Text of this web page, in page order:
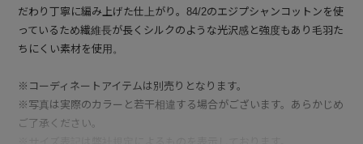
だわり丁寧に編み上げた仕上がり。84/2のエジプシャンコットンを使
っているため繊維長が長くシルクのような光沢感と強度もあり毛羽た
ちにくい素材を使用。
※コーディネートアイテムは別売りとなります。
※写真は実際のカラーと若干相違する場合がございます。あらかじめ
ご了承ください。